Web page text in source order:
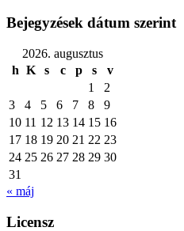
Bejegyzések dátum szerint
2026. augusztus
h K s c p s
v
1
2
3
4 5 6 7 8
9
10 11 12 13 14 15 16
17 18 19 20 21 22 23
24 25 26 27 28 29 30
31
« máj
Licensz